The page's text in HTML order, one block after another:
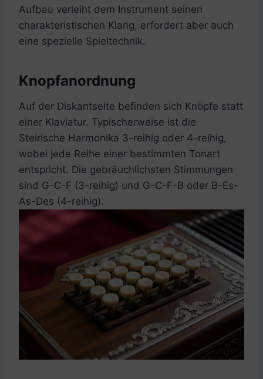
Aufbau verleiht dem Instrument seinen
charakteristischen Klang, erfordert aber auch
eine spezielle Spieltechnik.
Knopfanordnung
Auf der Diskantseite befinden sich Knöpfe statt
einer Klaviatur. Typischerweise ist die
Steirische Harmonika 3-reihig oder 4-reihig,
wobei jede Reihe einer bestimmten Tonart
entspricht. Die gebräuchlichsten Stimmungen
sind G-C-F (3-reihig) und G-C-F-B oder B-Es-
As-Des (4-reihig).